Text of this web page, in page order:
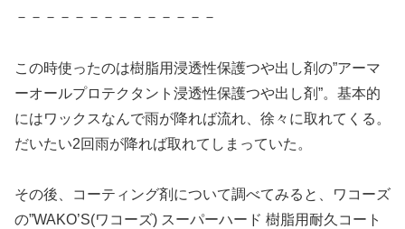
－－－－－－－－－－－－－－
この時使ったのは樹脂用浸透性保護つや出し剤の”アーマ
ーオールプロテクタント浸透性保護つや出し剤”。基本的
にはワックスなんで雨が降れば流れ、徐々に取れてくる。
だいたい2回雨が降れば取れてしまっていた。
その後、コーティング剤について調べてみると、ワコーズ
の”WAKO’S(ワコーズ) スーパーハード 樹脂用耐久コート